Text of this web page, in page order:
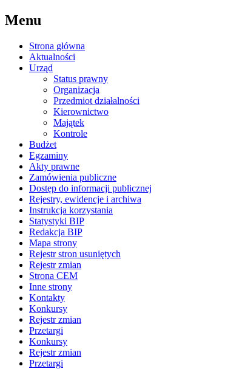
Menu
Strona główna
Aktualności
Urząd
Status prawny
Organizacja
Przedmiot działalności
Kierownictwo
Majątek
Kontrole
Budżet
Egzaminy
Akty prawne
Zamówienia publiczne
Dostęp do informacji publicznej
Rejestry, ewidencje i archiwa
Instrukcja korzystania
Statystyki BIP
Redakcja BIP
Mapa strony
Rejestr stron usuniętych
Rejestr zmian
Strona CEM
Inne strony
Kontakty
Konkursy
Rejestr zmian
Przetargi
Konkursy
Rejestr zmian
Przetargi